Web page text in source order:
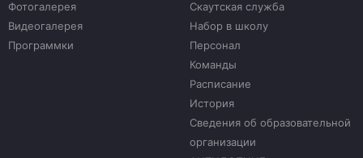
Фотогалерея
Видеогалерея
Программки
Скаутская служба
Набор в школу
Персонал
Команды
Расписание
История
Сведения об образовательной
организации